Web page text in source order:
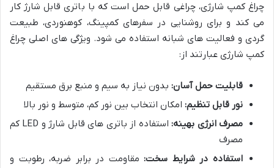
چراغ کمپ شارژی، چراغی قابل حمل است که با باتری قابل شارژ کار
می کند و برای روشنایی در سفرهای کمپینگ، کوهنوردی، طبیعت
گردی و فعالیت های شبانه استفاده می شود. ویژگی های اصلی چراغ
کمپ شارژی عبارتند از:
قابلیت حمل آسان: بدون نیاز به سیم و منبع برق مستقیم
نور قابل تنظیم: امکان انتخاب بین نور کم، متوسط و نور بالا
مصرف انرژی بهینه:
استفاده از باتری های قابل شارژ و LED کم
مصرف
استفاده در شرایط سخت:مقاومت در برابر ضربه، رطوبت و